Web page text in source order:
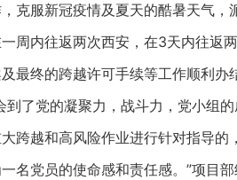
克服新冠疫情及夏天的酷暑天气
周内往返两次西安，在3天内往返
最终的跨越许可手续等工作顺利办
了党的凝聚力，战斗力，党小组
跨越和高风险作业进行针对指导
名党员的使命感和责任感。”项目